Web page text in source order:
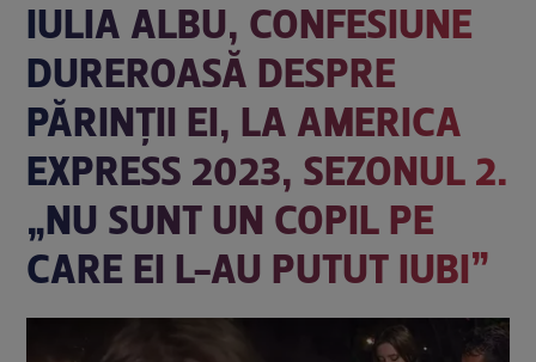
IULIA ALBU, CONFESIUNE
DUREROASĂ DESPRE
PĂRINȚII EI, LA AMERICA
EXPRESS 2023, SEZONUL 2.
„NU SUNT UN COPIL PE
CARE EI L-AU PUTUT IUBI”